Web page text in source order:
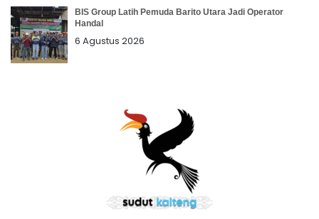
BIS Group Latih Pemuda Barito Utara Jadi Operator
Handal
6 Agustus 2026